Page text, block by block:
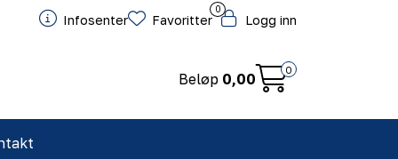
Infosenter
0
Favoritter Logg inn
Beløp 0,00
0